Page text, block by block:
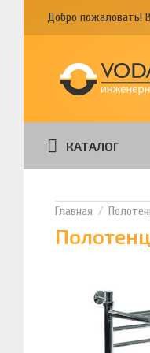
Добро пожаловать!
КАТАЛОГ